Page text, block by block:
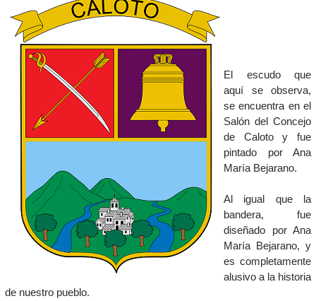
​El escudo que
aquí se observa,
se encuentra en el
Salón del Concejo
de Caloto y fue
pintado por Ana
María Bejarano.
Al igual que la
bandera, fue
diseñado por Ana
María Bejarano, y
es completamente
alusivo a la historia
de nuestro pueblo.